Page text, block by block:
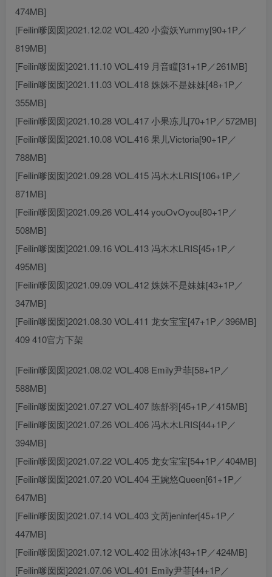
474MB]
[Feilin嗲囡囡]2021.12.02 VOL.420 小蛮妖Yummy[90+1P／
819MB]
[Feilin嗲囡囡]2021.11.10 VOL.419 月音瞳[31+1P／261MB]
[Feilin嗲囡囡]2021.11.03 VOL.418 姝姝不是妹妹[48+1P／
355MB]
[Feilin嗲囡囡]2021.10.28 VOL.417 小果冻儿[70+1P／572MB]
[Feilin嗲囡囡]2021.10.08 VOL.416 果儿Victoria[90+1P／
788MB]
[Feilin嗲囡囡]2021.09.28 VOL.415 冯木木LRIS[106+1P／
871MB]
[Feilin嗲囡囡]2021.09.26 VOL.414 youOvOyou[80+1P／
508MB]
[Feilin嗲囡囡]2021.09.16 VOL.413 冯木木LRIS[45+1P／
495MB]
[Feilin嗲囡囡]2021.09.09 VOL.412 姝姝不是妹妹[43+1P／
347MB]
[Feilin嗲囡囡]2021.08.30 VOL.411 龙女宝宝[47+1P／396MB]
409 410官方下架
[Feilin嗲囡囡]2021.08.02 VOL.408 Emily尹菲[58+1P／
588MB]
[Feilin嗲囡囡]2021.07.27 VOL.407 陈舒羽[45+1P／415MB]
[Feilin嗲囡囡]2021.07.26 VOL.406 冯木木LRIS[44+1P／
394MB]
[Feilin嗲囡囡]2021.07.22 VOL.405 龙女宝宝[54+1P／404MB]
[Feilin嗲囡囡]2021.07.20 VOL.404 王婉悠Queen[61+1P／
647MB]
[Feilin嗲囡囡]2021.07.14 VOL.403 文芮jeninfer[45+1P／
447MB]
[Feilin嗲囡囡]2021.07.12 VOL.402 田冰冰[43+1P／424MB]
[Feilin嗲囡囡]2021.07.06 VOL.401 Emily尹菲[44+1P／